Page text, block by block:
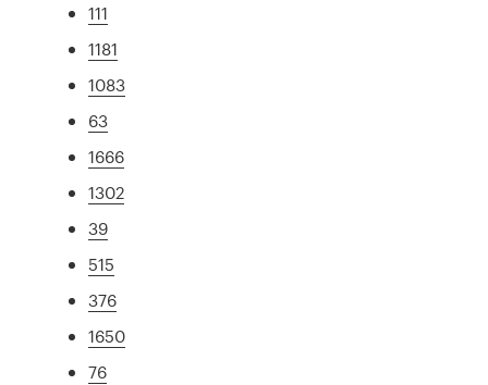
111
1181
1083
63
1666
1302
39
515
376
1650
76